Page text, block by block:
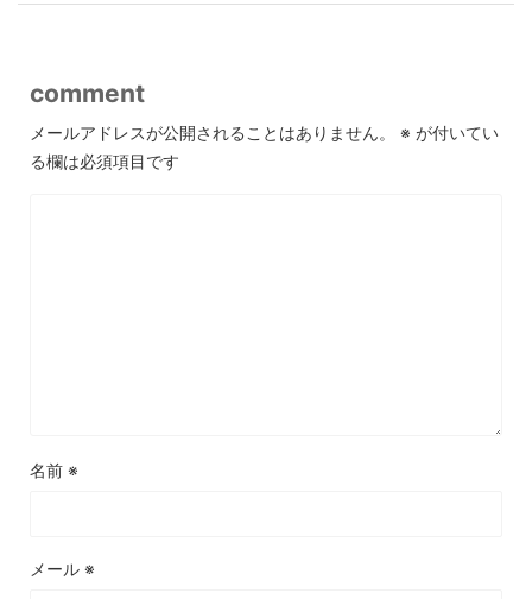
comment
メールアドレスが公開されることはありません。 ※ が付いてい
る欄は必須項目です
名前 ※
メール ※